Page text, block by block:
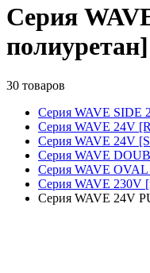
Серия
полиуретан]
30 товаров
Серия WAVE SIDE
Серия WAVE 24V
Серия WAVE 24V
Серия WAVE
Серия WAVE
Серия WAVE 230V
Серия WAVE 24V